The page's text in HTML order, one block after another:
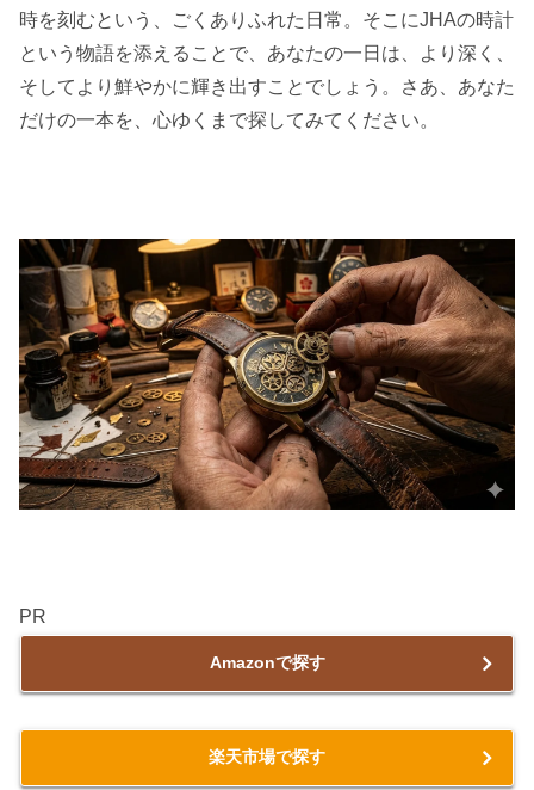
時を刻むという、ごくありふれた日常。そこにJHAの時計
という物語を添えることで、あなたの一日は、より深く、
そしてより鮮やかに輝き出すことでしょう。さあ、あなた
だけの一本を、心ゆくまで探してみてください。
PR
Amazonで探す
楽天市場で探す